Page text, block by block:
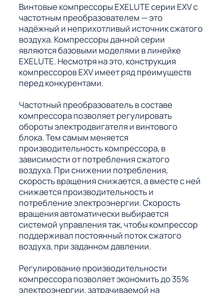
Винтовые компрессоры EXELUTE серии EXV с
частотным преобразователем — это
надёжный и неприхотливый источник сжатого
воздуха. Компрессоры данной серии
являются базовыми моделями в линейке
EXELUTE. Несмотря на это, конструкция
компрессоров EXV имеет ряд преимуществ
перед конкурентами.
Частотный преобразователь в составе
компрессора позволяет регулировать
обороты электродвигателя и винтового
блока. Тем самым меняется
производительность компрессора, в
зависимости от потребления сжатого
воздуха. При снижении потребления,
скорость вращения снижается, а вместе с ней
снижается производительность и
потребление электроэнергии. Скорость
вращения автоматически выбирается
системой управления так, чтобы компрессор
поддерживал постоянный поток сжатого
воздуха, при заданном давлении.
Регулирование производительности
компрессора позволяет экономить до 35%
электроэнергии, затрачиваемой на